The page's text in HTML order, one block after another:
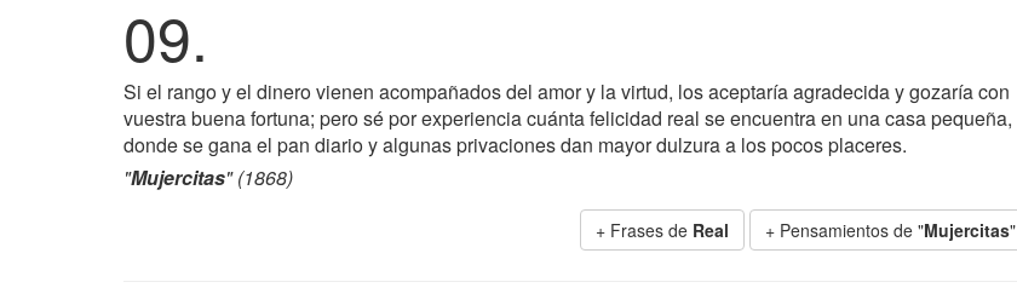
09.
Si el rango y el dinero vienen acompañados del amor y la virtud, los aceptaría agradecida y gozaría con
vuestra buena fortuna; pero sé por experiencia cuánta felicidad real se encuentra en una casa pequeña,
donde se gana el pan diario y algunas privaciones dan mayor dulzura a los pocos placeres.
"Mujercitas" (1868)
+ Frases de Real + Pensamientos de "Mujercitas"